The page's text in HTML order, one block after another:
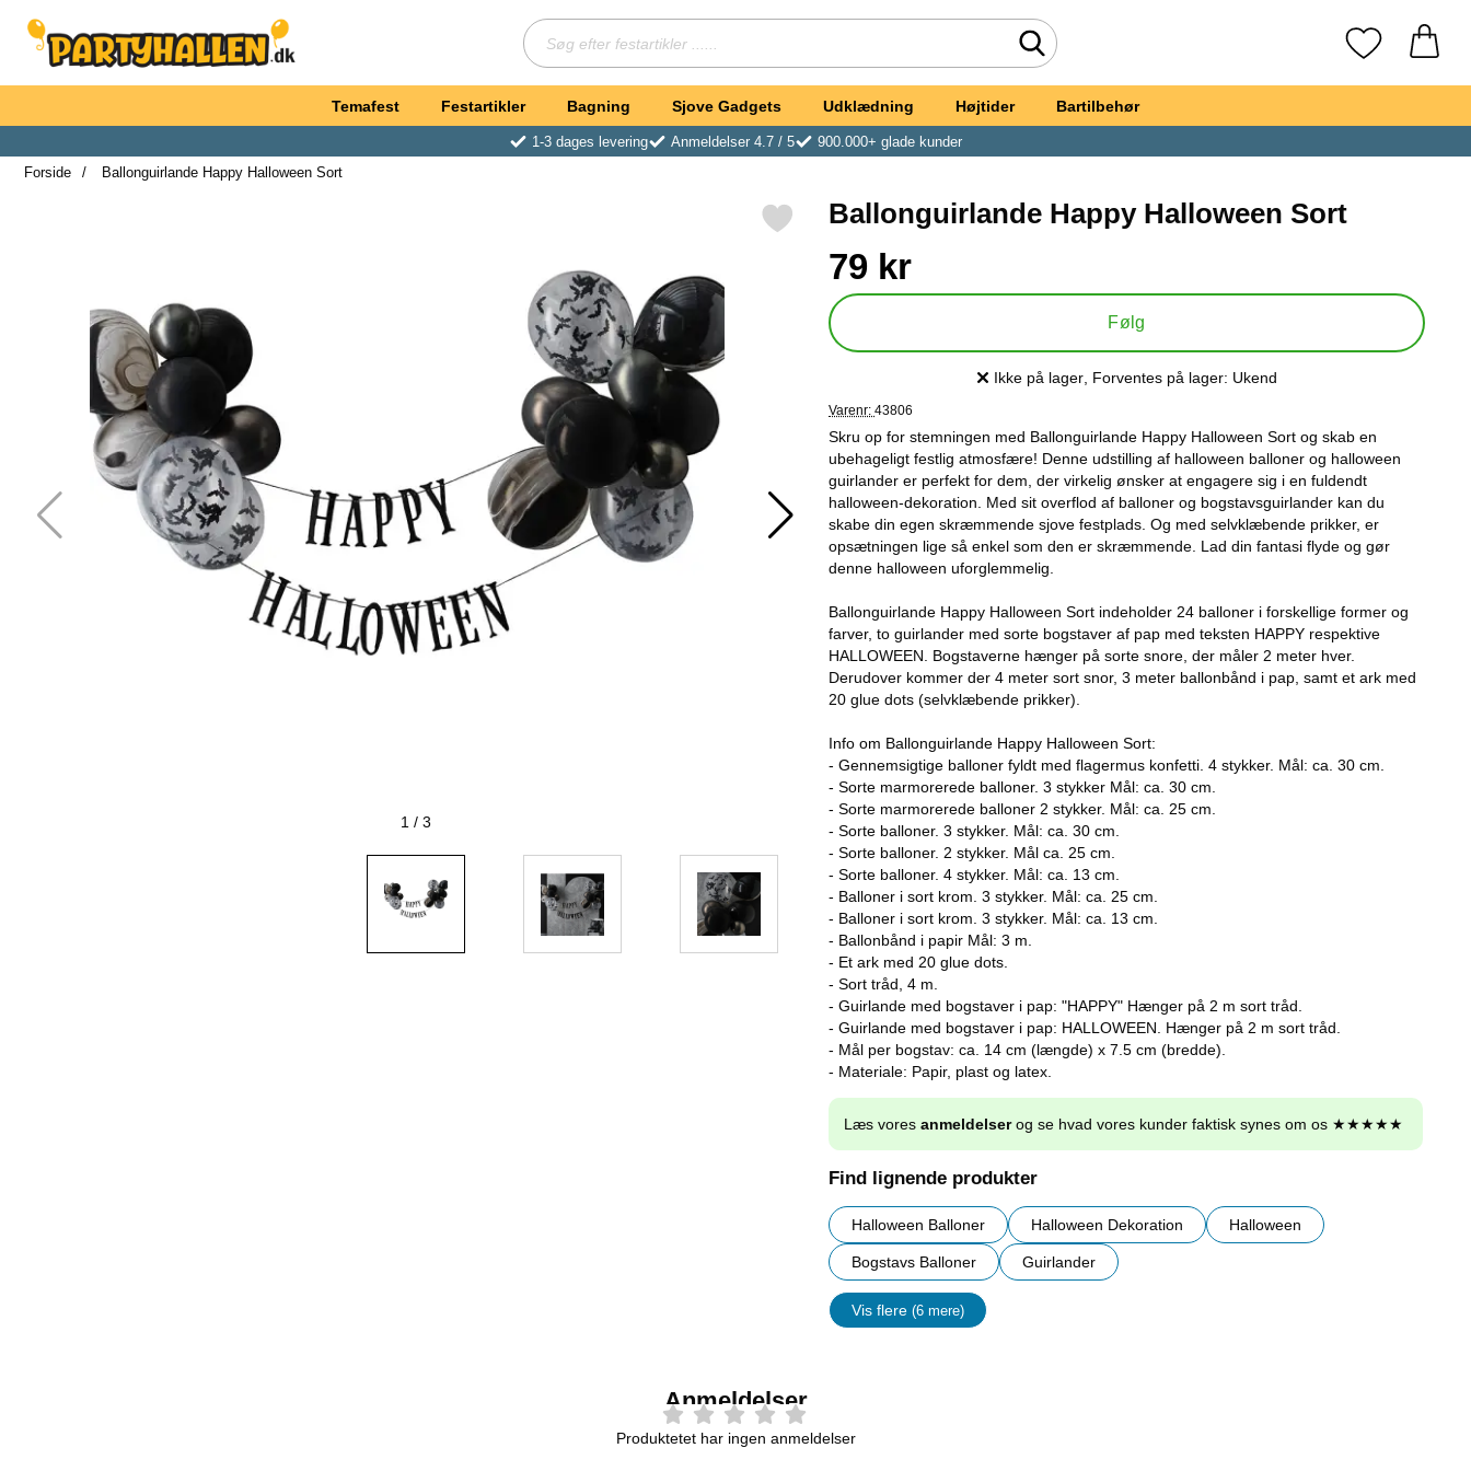
Søg
Foretag søgning
Startside for Partyhallen AB Mine favoritter
Temafest Festartikler Bagning Sjove Gadgets Udklædning Højtider Bartilbehør
1-3 dages levering Anmeldelser 4.7 / 5
900.000+ glade kunder
Forside
Ballonguirlande Happy Halloween Sort
Markér ballonguirlande Happy Halloween Sort som favorit
1 / 3
Ballonguirlande Happy Halloween Sort
pris
79 kr
Følg
Produkttilgængelighed:
Ikke på lager, Forventes på lager: Ukend
Varenr: 43806
Skru op for stemningen med Ballonguirlande Happy Halloween Sort og skab en
ubehageligt festlig atmosfære! Denne udstilling af halloween balloner og halloween
guirlander er perfekt for dem, der virkelig ønsker at engagere sig i en fuldendt
halloween-dekoration. Med sit overflod af balloner og bogstavsguirlander kan du
skabe din egen skræmmende sjove festplads. Og med selvklæbende prikker, er
opsætningen lige så enkel som den er skræmmende. Lad din fantasi flyde og gør
denne halloween uforglemmelig.
Ballonguirlande Happy Halloween Sort indeholder 24 balloner i forskellige former og
farver, to guirlander med sorte bogstaver af pap med teksten HAPPY respektive
HALLOWEEN. Bogstaverne hænger på sorte snore, der måler 2 meter hver.
Derudover kommer der 4 meter sort snor, 3 meter ballonbånd i pap, samt et ark med
20 glue dots (selvklæbende prikker).
Info om Ballonguirlande Happy Halloween Sort:
- Gennemsigtige balloner fyldt med flagermus konfetti. 4 stykker. Mål: ca. 30 cm.
- Sorte marmorerede balloner. 3 stykker Mål: ca. 30 cm.
- Sorte marmorerede balloner 2 stykker. Mål: ca. 25 cm.
- Sorte balloner. 3 stykker. Mål: ca. 30 cm.
- Sorte balloner. 2 stykker. Mål ca. 25 cm.
- Sorte balloner. 4 stykker. Mål: ca. 13 cm.
- Balloner i sort krom. 3 stykker. Mål: ca. 25 cm.
- Balloner i sort krom. 3 stykker. Mål: ca. 13 cm.
- Ballonbånd i papir Mål: 3 m.
- Et ark med 20 glue dots.
- Sort tråd, 4 m.
- Guirlande med bogstaver i pap: "HAPPY" Hænger på 2 m sort tråd.
- Guirlande med bogstaver i pap: HALLOWEEN. Hænger på 2 m sort tråd.
- Mål per bogstav: ca. 14 cm (længde) x 7.5 cm (bredde).
- Materiale: Papir, plast og latex.
Læs vores anmeldelserog se hvad vores kunder faktisk synes om os ★★★★★
Find lignende produkter
Halloween Balloner Halloween Dekoration Halloween
Bogstavs Balloner Guirlander
Vis flere (6 mere)
Egenskaper
Anmeldelser
Produktetet har ingen anmeldelser